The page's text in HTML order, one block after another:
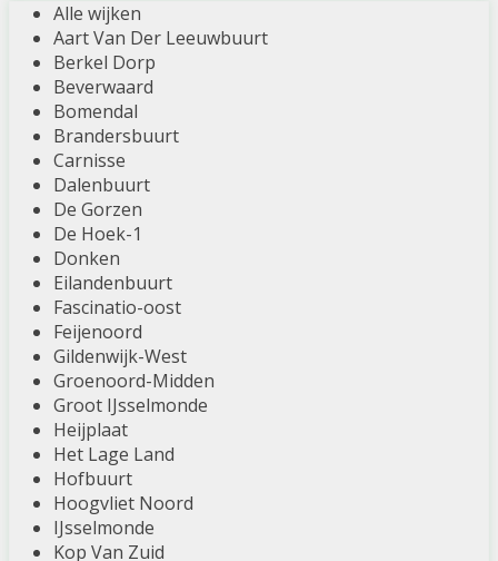
Alle wijken
Aart Van Der Leeuwbuurt
Berkel Dorp
Beverwaard
Bomendal
Brandersbuurt
Carnisse
Dalenbuurt
De Gorzen
De Hoek-1
Donken
Eilandenbuurt
Fascinatio-oost
Feijenoord
Gildenwijk-West
Groenoord-Midden
Groot IJsselmonde
Heijplaat
Het Lage Land
Hofbuurt
Hoogvliet Noord
IJsselmonde
Kop Van Zuid